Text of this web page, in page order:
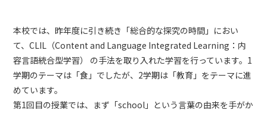
本校では、昨年度に引き続き「総合的な探究の時間」におい
て、CLIL（Content and Language Integrated Learning：内
容言語統合型学習） の手法を取り入れた学習を行っています。1
学期のテーマは「食」でしたが、2学期は「教育」をテーマに進
めています。
第1回目の授業では、まず「school」という言葉の由来を手がか